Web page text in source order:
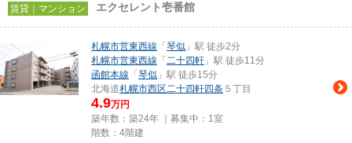
賃貸｜マンション エクセレント壱番館
札幌市営東西線 「 琴似 」駅 徒歩2分
札幌市営東西線 「 二十四軒 」駅 徒歩11分
函館本線 「 琴似 」駅 徒歩15分
北海道札幌市西区二十四軒四条 ５丁目
4.9万円
築年数：築24年 ｜募集中： 1室
階数：4階建